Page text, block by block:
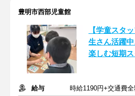
豊明市西部児童館
【学童スタ
生さん活躍
楽しむ短期
給与
時給1190円+交通費